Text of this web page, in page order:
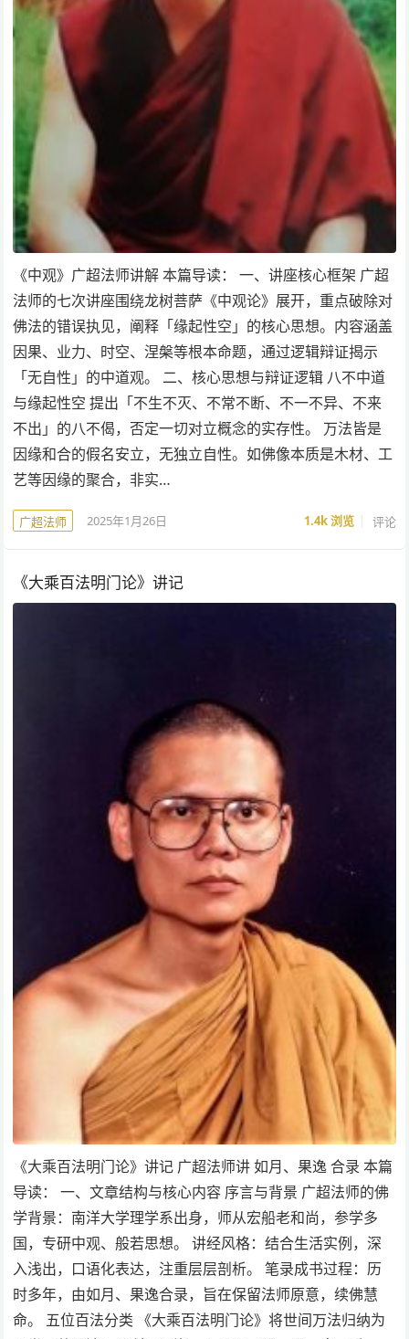
《中观》广超法师讲解 本篇导读： 一、讲座核心框架 广超
法师的七次讲座围绕龙树菩萨《中观论》展开，重点破除对
佛法的错误执见，阐释「缘起性空」的核心思想。内容涵盖
因果、业力、时空、涅槃等根本命题，通过逻辑辩证揭示
「无自性」的中道观。 二、核心思想与辩证逻辑 八不中道
与缘起性空 提出「不生不灭、不常不断、不一不异、不来
不出」的八不偈，否定一切对立概念的实存性。 万法皆是
因缘和合的假名安立，无独立自性。如佛像本质是木材、工
艺等因缘的聚合，非实…
广超法师 2025年1月26日 1.4k浏览 评论
《大乘百法明门论》讲记
《大乘百法明门论》讲记 广超法师讲 如月、果逸 合录 本篇
导读： 一、文章结构与核心内容 序言与背景 广超法师的佛
学背景：南洋大学理学系出身，师从宏船老和尚，参学多
国，专研中观、般若思想。 讲经风格：结合生活实例，深
入浅出，口语化表达，注重层层剖析。 笔录成书过程：历
时多年，由如月、果逸合录，旨在保留法师原意，续佛慧
命。 五位百法分类 《大乘百法明门论》将世间万法归纳为